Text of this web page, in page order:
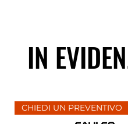
IN
CHIEDI UN PREVENTIVO